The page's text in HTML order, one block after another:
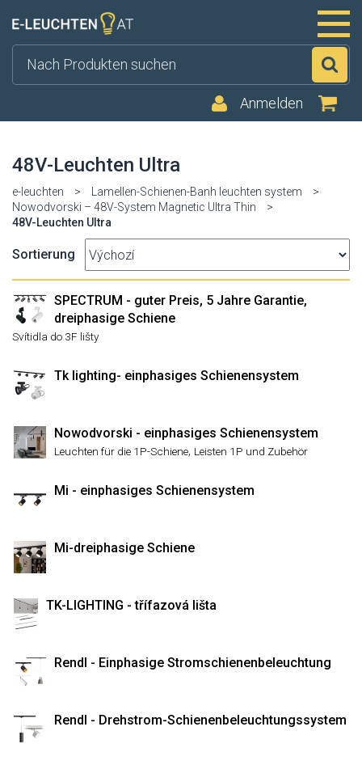
Anmelden
48V-Leuchten Ultra
e-leuchten > Lamellen-Schienen-Banh leuchten system
>
Nowodvorski – 48V-System Magnetic Ultra Thin
>
48V-Leuchten Ultra
Sortierung
SPECTRUM - guter Preis, 5 Jahre Garantie,
dreiphasige Schiene
Svítidla do 3F lišty
Tk lighting- einphasiges Schienensystem
Nowodvorski - einphasiges Schienensystem
Leuchten für die 1P-Schiene, Leisten 1P und Zubehör
Mi - einphasiges Schienensystem
Mi-dreiphasige Schiene
TK-LIGHTING - třífazová lišta
Rendl - Einphasige Stromschienenbeleuchtung
Rendl - Drehstrom-Schienenbeleuchtungssystem